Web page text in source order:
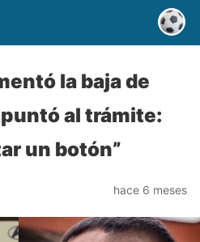
la baja de
al trámite:
un botón”
hace 6 meses